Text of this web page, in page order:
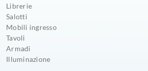
Librerie
Salotti
Mobili ingresso
Tavoli
Armadi
Illuminazione